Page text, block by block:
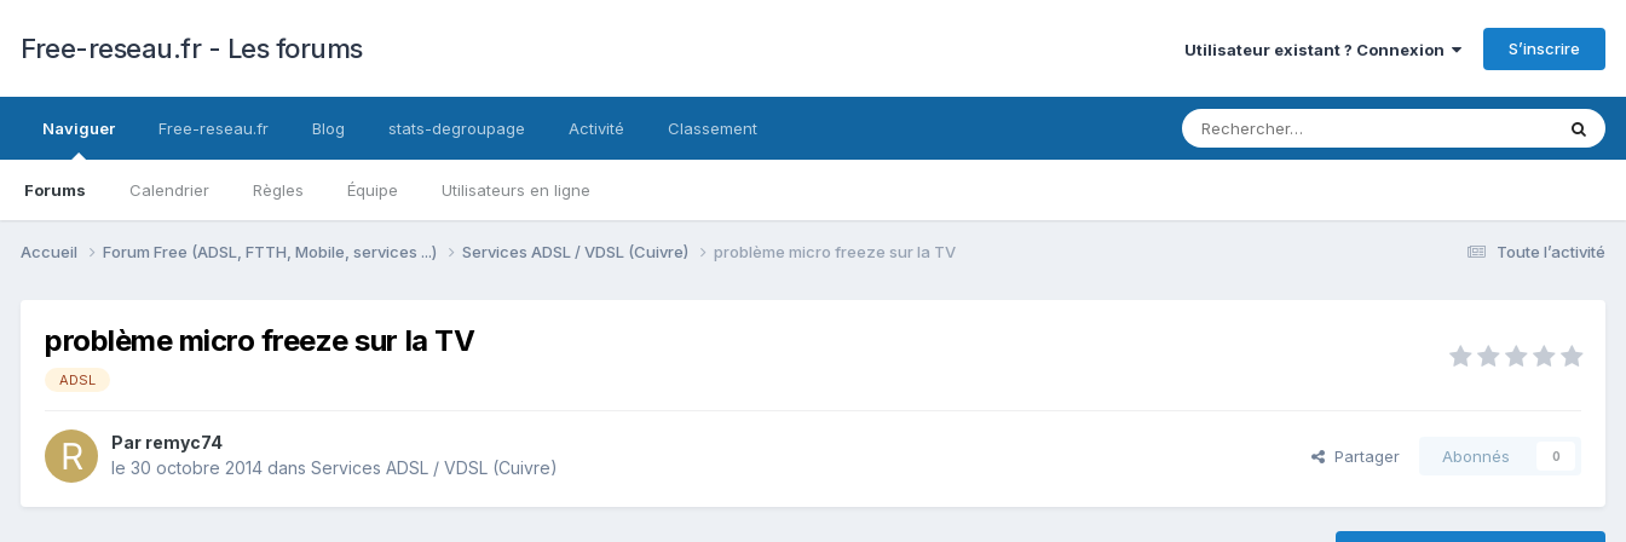
Free-reseau.fr - Les forums Utilisateur existant ? Connexion S’inscrire
Naviguer
Forums Calendrier Règles Équipe Utilisateurs en ligne
Free-reseau.fr Blog stats-degroupage Activité Classement
Toute l’activité
Accueil Forum Free (ADSL, FTTH, Mobile, services ...) Services ADSL / VDSL (Cuivre) problème micro freeze sur la TV
problème micro freeze sur la TV
ADSL
Par remyc74
le 30 octobre 2014 dans Services ADSL / VDSL (Cuivre)
Partager Abonnés 0